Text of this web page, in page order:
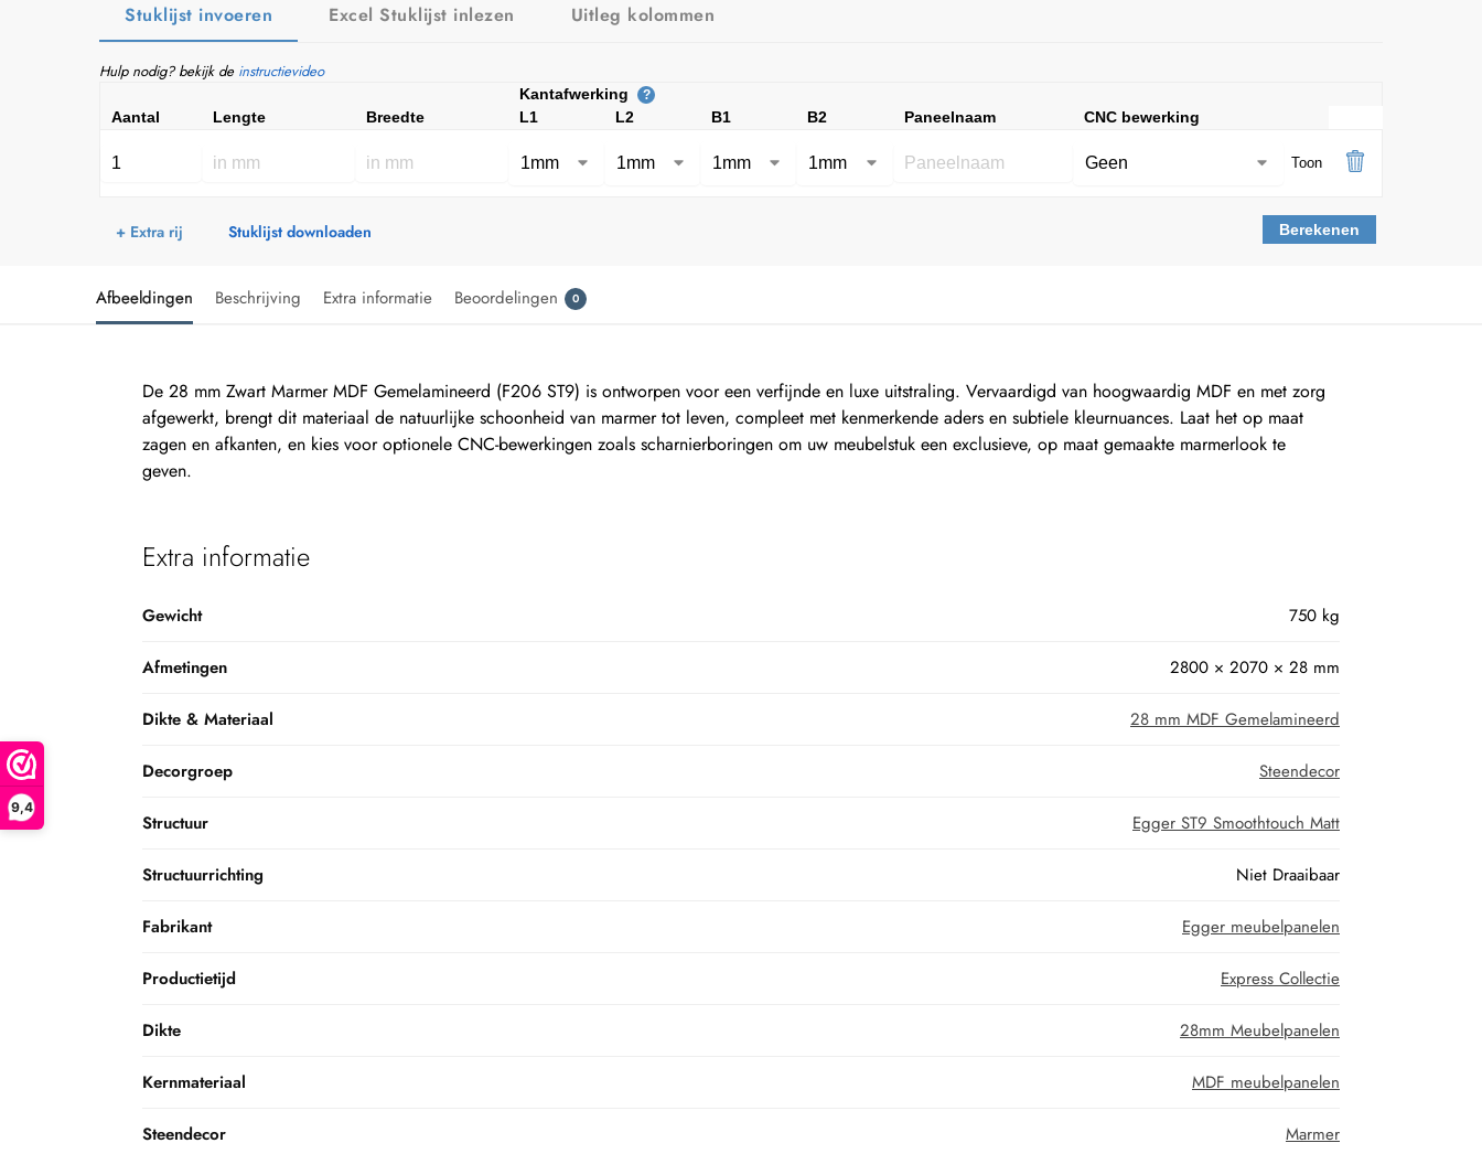
9,4
Stuklijst invoeren Excel Stuklijst inlezen Uitleg kolommen
Hulp nodig? bekijk de instructievideo
Kantafwerking ?
Aantal Lengte Breedte L1 L2 B1 B2 Paneelnaam CNC bewerking
Toon
+ Extra rij Stuklijst downloaden Berekenen
Afbeeldingen Beschrijving Extra informatie Beoordelingen 0
De 28 mm Zwart Marmer MDF Gemelamineerd (F206 ST9) is ontworpen voor een verfijnde en luxe uitstraling. Vervaardigd van hoogwaardig MDF en met zorg
afgewerkt, brengt dit materiaal de natuurlijke schoonheid van marmer tot leven, compleet met kenmerkende aders en subtiele kleurnuances. Laat het op maat
zagen en afkanten, en kies voor optionele CNC-bewerkingen zoals scharnierboringen om uw meubelstuk een exclusieve, op maat gemaakte marmerlook te
geven.
Extra informatie
Gewicht 750 kg
Afmetingen 2800 × 2070 × 28 mm
Dikte & Materiaal 28 mm MDF Gemelamineerd
Decorgroep Steendecor
Structuur Egger ST9 Smoothtouch Matt
Structuurrichting Niet Draaibaar
Fabrikant Egger meubelpanelen
Productietijd Express Collectie
Dikte 28mm Meubelpanelen
Kernmateriaal MDF meubelpanelen
Steendecor Marmer